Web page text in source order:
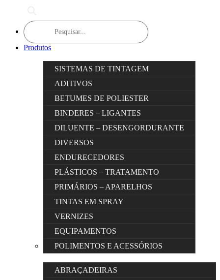
Products
search
Produtos
SISTEMAS DE TINTAGEM
ADITIVOS
BETUMES DE POLIESTER
BINDERES – LIGANTES
DILUENTE – DESENGORDURANTE
DIVERSOS
ENDURECEDORES
PLÁSTICOS – TRATAMENTO
PRIMÁRIOS – APARELHOS
TINTAS EM SPRAY
VERNIZES
EQUIPAMENTOS
POLIMENTOS E ACESSÓRIOS
ABRAÇADEIRAS